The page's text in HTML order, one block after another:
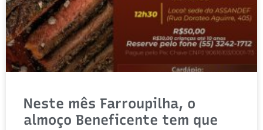
Neste mês Farroupilha, o
almoço Beneficente tem que